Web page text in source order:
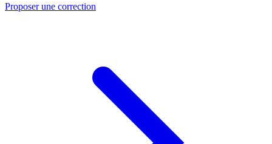
Proposer une correction